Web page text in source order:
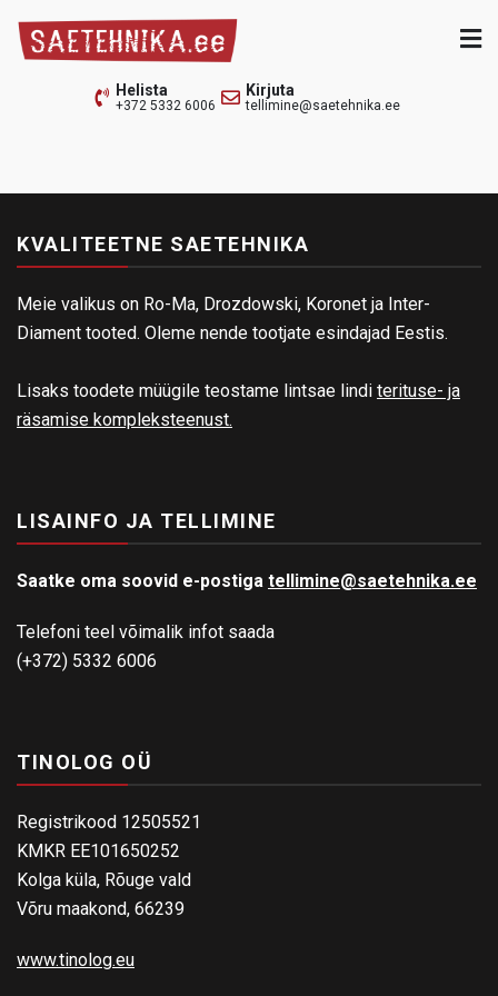
Saetehnika.ee
Lintsaeraamid, teritus- ja räsapingid
Helista
+372 5332 6006
Kirjuta
tellimine@saetehnika.ee
KVALITEETNE SAETEHNIKA
Meie valikus on Ro-Ma, Drozdowski, Koronet ja Inter-
Diament tooted. Oleme nende tootjate esindajad Eestis.
Lisaks toodete müügile teostame lintsae lindi terituse- ja
räsamise kompleksteenust.
LISAINFO JA TELLIMINE
Saatke oma soovid e-postiga tellimine@saetehnika.ee
Telefoni teel võimalik infot saada
(+372) 5332 6006
TINOLOG OÜ
Registrikood 12505521
KMKR EE101650252
Kolga küla, Rõuge vald
Võru maakond, 66239
www.tinolog.eu